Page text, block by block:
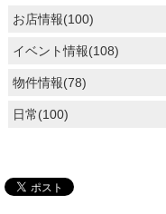
お店情報(100)
イベント情報(108)
物件情報(78)
日常(100)